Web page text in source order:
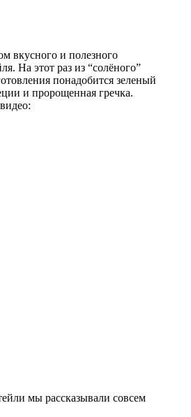
вкусного и полезного
На этот раз из “солёного”
понадобится зеленый
и пророщенная гречка.
мы рассказывали совсем